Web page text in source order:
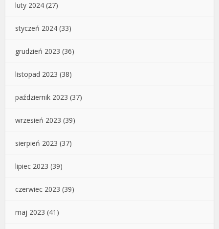
luty 2024 (27)
styczeń 2024 (33)
grudzień 2023 (36)
listopad 2023 (38)
październik 2023 (37)
wrzesień 2023 (39)
sierpień 2023 (37)
lipiec 2023 (39)
czerwiec 2023 (39)
maj 2023 (41)